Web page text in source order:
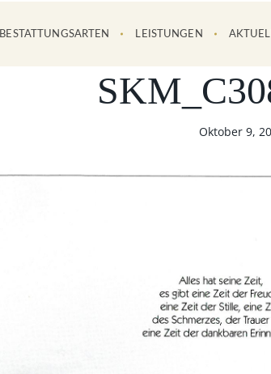
BESTATTUNGSARTEN LEISTUNGEN
Oktober 9,